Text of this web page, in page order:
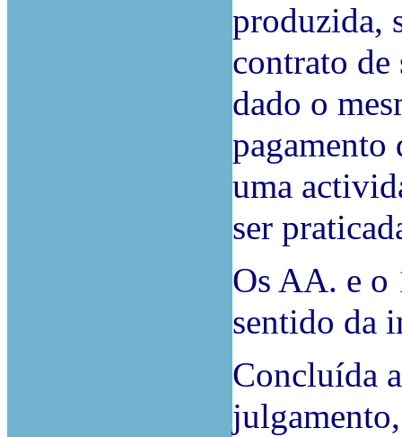
produzida,
contrato de
dado o
pagamento
uma
ser
Os AA. e o
sentido da
Concluída